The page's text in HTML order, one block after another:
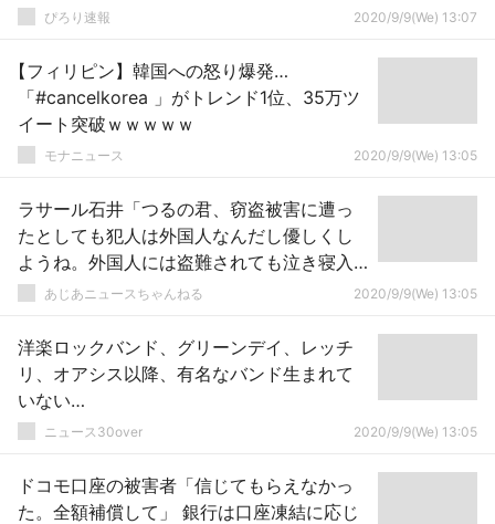
ぴろり速報 2020/9/9(We) 13:07
【フィリピン】韓国への怒り爆発…
「#cancelkorea 」がトレンド1位、35万ツ
イート突破ｗｗｗｗｗ
モナニュース 2020/9/9(We) 13:05
ラサール石井「つるの君、窃盗被害に遭っ
たとしても犯人は外国人なんだし優しくし
ようね。外国人には盗難されても泣き寝入
りしないとヘイトだから」
あじあニュースちゃんねる 2020/9/9(We) 13:05
洋楽ロックバンド、グリーンデイ、レッチ
リ、オアシス以降、有名なバンド生まれて
いない…
ニュース30over 2020/9/9(We) 13:05
ドコモ口座の被害者「信じてもらえなかっ
た。全額補償して」 銀行は口座凍結に応じ